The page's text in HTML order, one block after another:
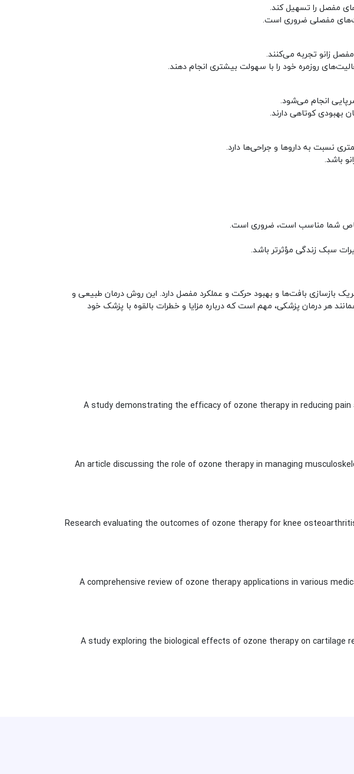
مفصل را تسهیل کند.
مفصلی ضروری است.
زانو تجربه می‌کنند.
روزمره خود را با سهولت بیشتری انجام دهند.
انجام می‌شود.
بهبودی کوتاهی دارند.
نسبت به داروها و جراحی‌ها دارد.
باشد.
خاص شما مناسب است، ضروری است.
سبک زندگی مؤثرتر باشد.
بازسازی بافت‌ها و بهبود حرکت و عملکرد مفصل دارد. این روش درمان طبیعی و
هر درمان پزشکی، مهم است که درباره مزایا و خطرات بالقوه با پزشک خود
A study demonstrating the efficacy of ozone therapy in reducing
An article discussing the role of ozone therapy in managing
Research evaluating the outcomes of ozone therapy for knee
A comprehensive review of ozone therapy applications in various
A study exploring the biological effects of ozone therapy on